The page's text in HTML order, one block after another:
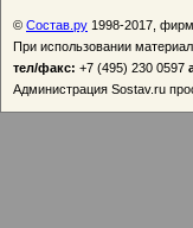
© Состав.ру 1998-2017,
При использовании
тел/факс: +7 (495) 230 0597
Администрация Sostav.ru